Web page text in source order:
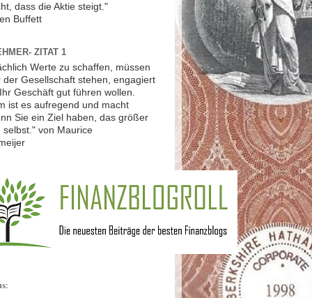
dass die Aktie steigt."
Buffett
ZITAT 1
Werte zu schaffen, müssen
der Gesellschaft stehen, engagiert
Geschäft gut führen wollen.
ist es aufregend und macht
Sie ein Ziel haben, das größer
selbst." von Maurice